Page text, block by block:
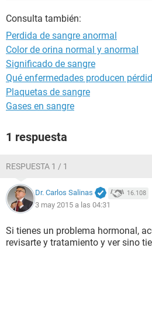
Consulta también:
Perdida de sangre anormal
Color de orina normal y anormal
Significado de sangre
Qué enfermedades producen
Plaquetas de sangre
Gases en sangre
1 respuesta
RESPUESTA 1 / 1
Dr. Carlos Salinas 16.108
3 may 2015 a las 04:31
Si tienes un problema hormonal,
revisarte y tratamiento y ver sino